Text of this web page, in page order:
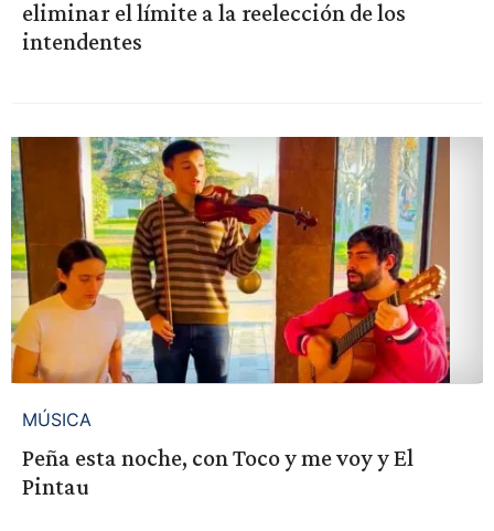
eliminar el límite a la reelección de los
intendentes
MÚSICA
Peña esta noche, con Toco y me voy y El
Pintau